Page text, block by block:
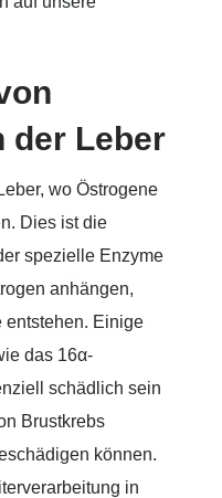
der Leber
wo Östrogene
Dies ist die
spezielle Enzyme
anhängen,
entstehen. Einige
das 16α-
schädlich sein
Brustkrebs
können.
in